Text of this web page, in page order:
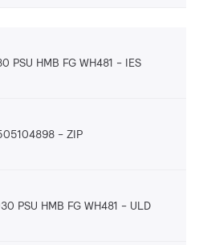
PSU HMB FG WH481 IES
ZIP
PSU HMB FG WH481 ULD